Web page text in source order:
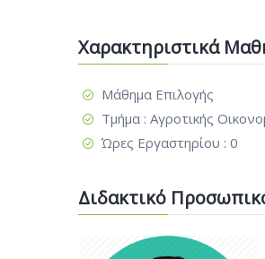
Χαρακτηριστικά
Μάθημα Επιλογής
Τμήμα : Αγροτικής
Ώρες Εργαστηρίου : 0
Διδακτικό